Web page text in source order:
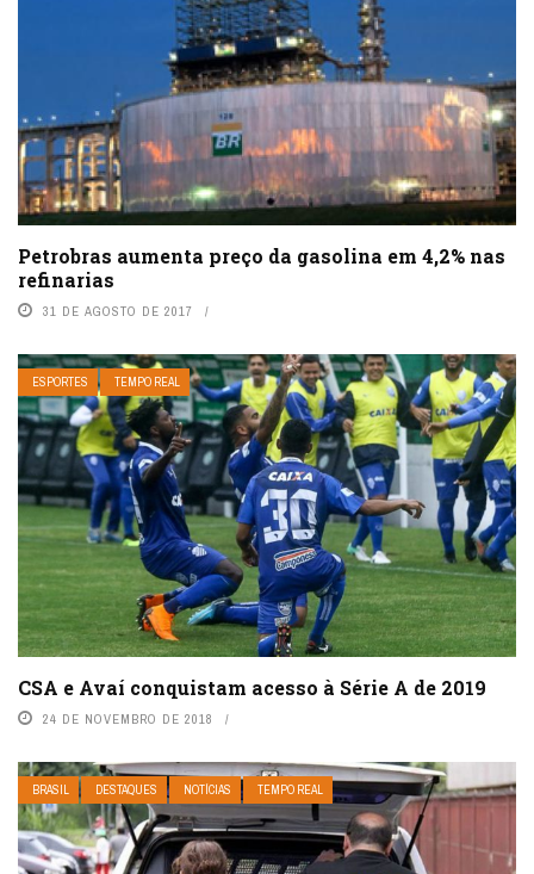
Petrobras aumenta preço da gasolina em 4,2% nas
refinarias
31 DE AGOSTO DE 2017
ESPORTES TEMPO REAL
CSA e Avaí conquistam acesso à Série A de 2019
24 DE NOVEMBRO DE 2018
BRASIL DESTAQUES NOTÍCIAS TEMPO REAL